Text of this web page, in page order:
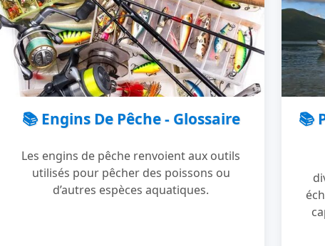
📚 Engins De Pêche - Glossaire
Les engins de pêche renvoient aux outils
utilisés pour pêcher des poissons ou
d’autres espèces aquatiques.
📚